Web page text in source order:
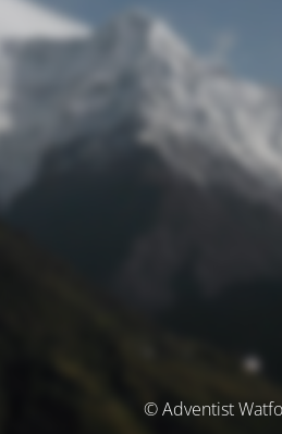
© Adventist